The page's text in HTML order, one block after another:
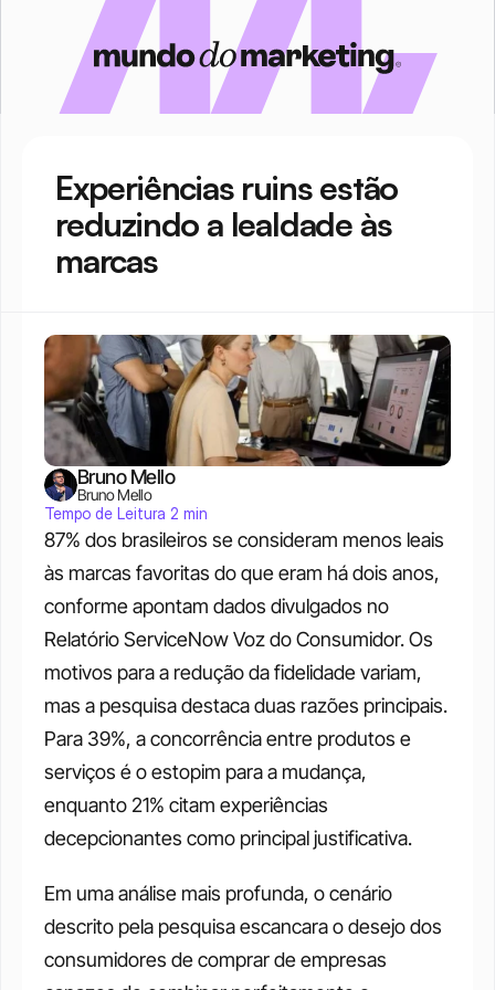
Experiências ruins estão
reduzindo a lealdade às
marcas
87% dos brasileiros se consideram menos leais
às marcas favoritas do que eram há dois anos,
conforme apontam dados divulgados no
Relatório ServiceNow Voz do Consumidor. Os
motivos para a redução da fidelidade variam,
mas a pesquisa destaca duas razões principais.
Para 39%, a concorrência entre produtos e
serviços é o estopim para a mudança,
enquanto 21% citam experiências
decepcionantes como principal justificativa.
Em uma análise mais profunda, o cenário
descrito pela pesquisa escancara o desejo dos
consumidores de comprar de empresas
Bruno Mello
Bruno Mello
Tempo de Leitura 2 min